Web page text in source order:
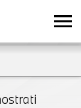
menu